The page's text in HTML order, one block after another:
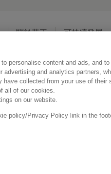
關於花王 可持續發展
使用規範
personalise content and ads, and
and analytics partners,
have collected from your use of
all of our cookies.
on our website.
policy/Privacy Policy link in the